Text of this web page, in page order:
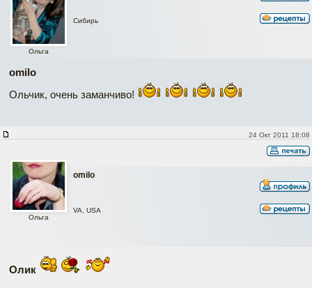
Ольга
Сибирь
omilo
Ольчик, очень заманчиво!
24 Окт 2011 18:08
omilo
Ольга
VA, USA
Олик